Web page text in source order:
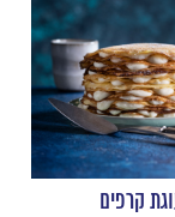
קרפים